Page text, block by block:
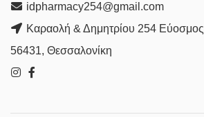
idpharmacy254@gmail.com
Καραολή & Δημητρίου 254 Εύοσμος
56431, Θεσσαλονίκη